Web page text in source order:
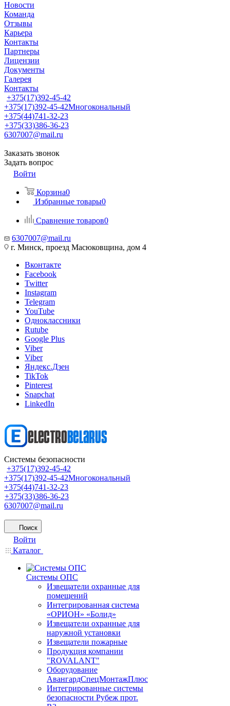
Новости
Команда
Отзывы
Карьера
Контакты
Партнеры
Лицензии
Документы
Галерея
Контакты
+375(17)392-45-42
+375(17)392-45-42Многокональный
+375(44)741-32-23
+375(33)386-36-23
6307007@mail.ru
Заказать звонок
Задать вопрос
Войти
Корзина0
Избранные товары0
Сравнение товаров0
6307007@mail.ru
г. Минск, проезд Масюковщина, дом 4
Вконтакте
Facebook
Twitter
Instagram
Telegram
YouTube
Одноклассники
Rutube
Google Plus
Viber
Viber
Яндекс.Дзен
TikTok
Pinterest
Snapchat
LinkedIn
Системы безопасности
+375(17)392-45-42
+375(17)392-45-42Многокональный
+375(44)741-32-23
+375(33)386-36-23
6307007@mail.ru
Поиск
Войти
Каталог
Системы ОПС
Извещатели охранные для
помещений
Интегрированная система
«ОРИОН» «Болид»
Извещатели охранные для
наружной установки
Извещатели пожарные
Продукция компании
"ROVALANT"
Оборудование
АвангардСпецМонтажПлюс
Интегрированные системы
безопасности Рубеж прот.